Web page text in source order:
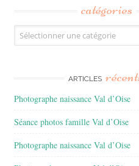
catégories
Catégories
ARTICLES
Photographe naissance Val d’Oise
Séance photos famille Val d’Oise
Photographe naissance Val d’Oise